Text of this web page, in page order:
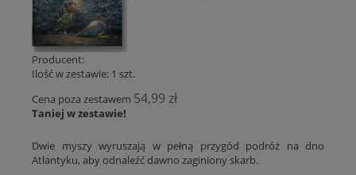
Producent:
Ilość w zestawie: 1 szt.
Cena poza zestawem 54,99 zł
Taniej w zestawie!
Dwie myszy wyruszają w pełną przygód podróż na dno
Atlantyku, aby odnaleźć dawno zaginiony skarb.